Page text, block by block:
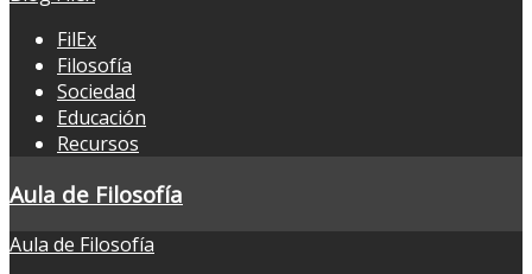
FilEx
Filosofía
Sociedad
Educación
Recursos
Aula de Filosofía
Aula de Filosofía